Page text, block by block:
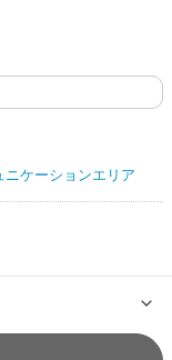
ニケーションエリア